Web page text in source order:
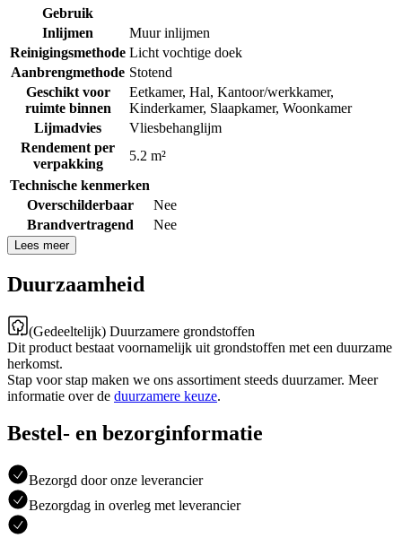
Gebruik
Inlijmen
Muur inlijmen
Reinigingsmethode Licht vochtige doek
Aanbrengmethode Stotend
Geschikt voor
ruimte binnen
Eetkamer, Hal, Kantoor/werkkamer,
Kinderkamer, Slaapkamer, Woonkamer
Lijmadvies
Vliesbehanglijm
Rendement per
verpakking
5.2 m²
Technische kenmerken
Overschilderbaar
Nee
Brandvertragend
Nee
Lees meer
Duurzaamheid
(Gedeeltelijk) Duurzamere grondstoffen
Dit product bestaat voornamelijk uit grondstoffen met een duurzame
herkomst.
Stap voor stap maken we ons assortiment steeds duurzamer. Meer
informatie over de duurzamere keuze.
Bestel- en bezorginformatie
Bezorgd door onze leverancier
Bezorgdag in overleg met leverancier